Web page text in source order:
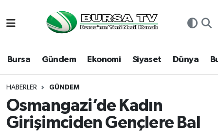
Bursa Gündem Ekonomi Siyaset Dünya
HABERLER GÜNDEM
Osmangazi’de Kadın
Girişimciden Gençlere Bal
Bursa
Dünya
Eğitim
Hava Durumu
Namaz Vakitleri
Trafik Durumu